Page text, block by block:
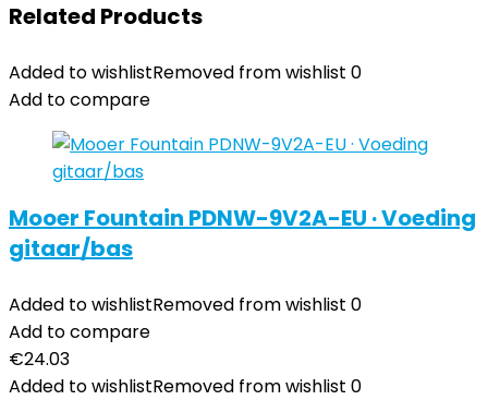
Related Products
Added to wishlistRemoved from wishlist 0
Add to compare
Mooer Fountain PDNW-9V2A-EU · Voeding
gitaar/bas
Added to wishlistRemoved from wishlist 0
Add to compare
€24.03
Added to wishlistRemoved from wishlist 0